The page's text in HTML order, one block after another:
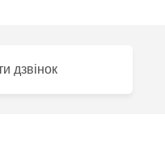
дзвінок